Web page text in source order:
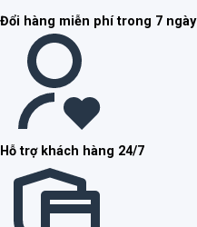
Đổi hàng miễn phí trong 7 ngày
Hỗ trợ khách hàng 24/7